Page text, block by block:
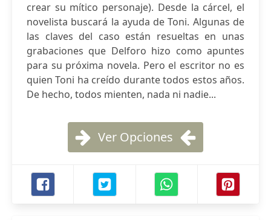
crear su mítico personaje). Desde la cárcel, el
novelista buscará la ayuda de Toni. Algunas de
las claves del caso están resueltas en unas
grabaciones que Delforo hizo como apuntes
para su próxima novela. Pero el escritor no es
quien Toni ha creído durante todos estos años.
De hecho, todos mienten, nada ni nadie...
Ver Opciones